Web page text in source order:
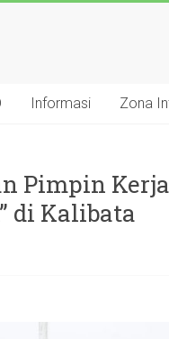
Informasi Zona
Pimpin
di Kalibata